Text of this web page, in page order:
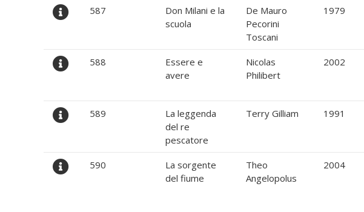
587
Don Milani e la
scuola
De Mauro
Pecorini
Toscani
1979
588
Essere e
avere
Nicolas
Philibert
2002
589
La leggenda
del re
pescatore
Terry Gilliam 1991
590
La sorgente
del fiume
Theo
Angelopolus
2004